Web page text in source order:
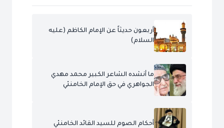
أربعون حديثاً عن الإمام الكاظم (عليه
السلام)
ما أنشده الشاعر الكبير محمد مهدي
الجواهري في حق الإمام الخامنئي
أحكام الصوم للسيد القائد الخامنئي